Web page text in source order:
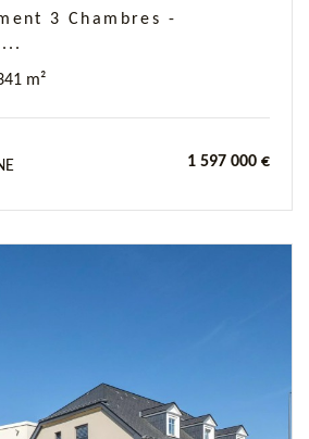
3 Chambres -
m²
1 597 000 €